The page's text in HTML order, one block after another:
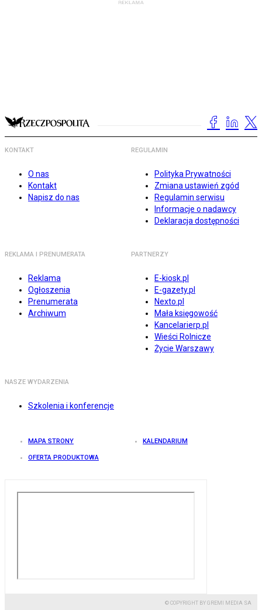
KONTAKT
O nas
Kontakt
Napisz do nas
REGULAMIN
Polityka Prywatności
Zmiana ustawień zgód
Regulamin serwisu
Informacje o nadawcy
Deklaracja dostępności
REKLAMA I PRENUMERATA
Reklama
Ogłoszenia
Prenumerata
Archiwum
PARTNERZY
E-kiosk.pl
E-gazety.pl
Nexto.pl
Mała księgowość
Kancelarierp.pl
Wieści Rolnicze
Życie Warszawy
NASZE WYDARZENIA
Szkolenia i konferencje
MAPA STRONY KALENDARIUM
OFERTA PRODUKTOWA
© COPYRIGHT BY GREMI MEDIA SA